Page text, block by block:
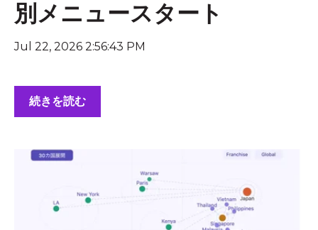
別メニュースタート
Jul 22, 2026 2:56:43 PM
続きを読む